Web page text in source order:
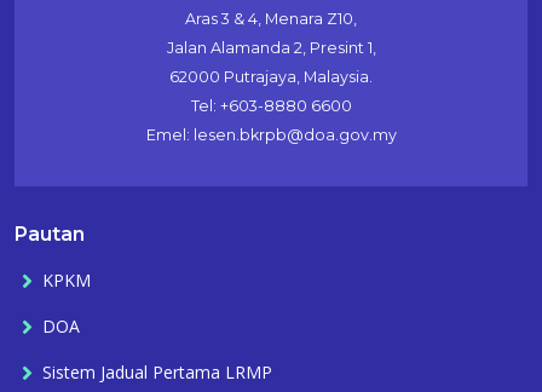
Aras 3 & 4, Menara Z10,
Jalan Alamanda 2, Presint 1,
62000 Putrajaya, Malaysia.
Tel: +603-8880 6600
Emel: lesen.bkrpb@doa.gov.my
Pautan
KPKM
DOA
Sistem Jadual Pertama LRMP